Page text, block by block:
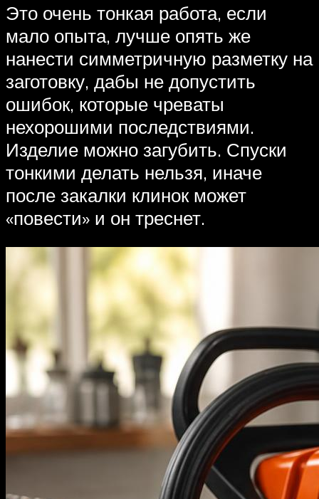
Это очень тонкая работа, если
мало опыта, лучше опять же
нанести симметричную разметку на
заготовку, дабы не допустить
ошибок, которые чреваты
нехорошими последствиями.
Изделие можно загубить. Спуски
тонкими делать нельзя, иначе
после закалки клинок может
«повести» и он треснет.